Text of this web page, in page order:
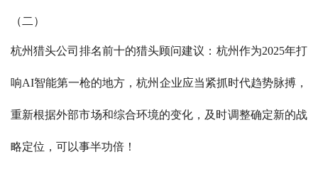
杭州猎头公司排名前十的猎头顾问建议：杭州作为2025年打
响AI智能第一枪的地方，杭州企业应当紧抓时代趋势脉搏，
重新根据外部市场和综合环境的变化，及时调整确定新的战
略定位，可以事半功倍！